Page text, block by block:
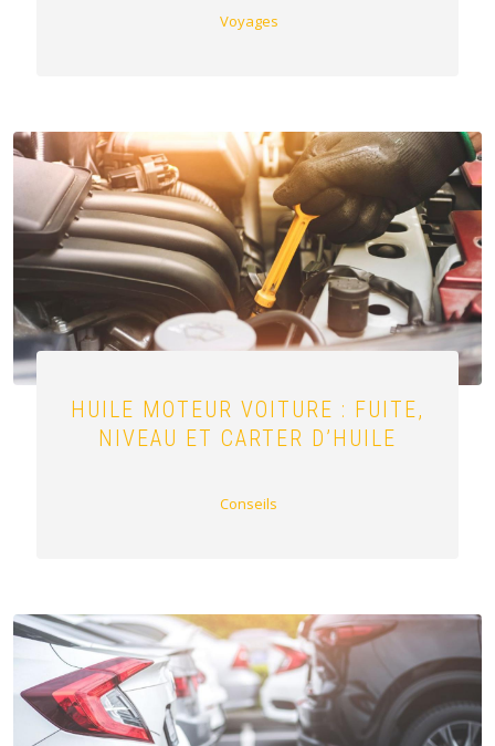
Voyages
HUILE MOTEUR VOITURE : FUITE,
NIVEAU ET CARTER D’HUILE
Conseils